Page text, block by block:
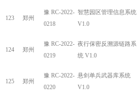
123 郑州
豫 RC-2022-
0218
智慧园区管理信息系统
V1.0
124 郑州
豫 RC-2022-
0219
夜行保密反溯源链路系
统 V1.0
125 郑州
豫 RC-2022-
0220
悬剑单兵武器库系统
V1.0